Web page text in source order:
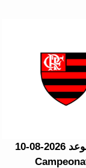
مباراة CR Flamengo ضد EC Vitória - الموعد 2026-08-10